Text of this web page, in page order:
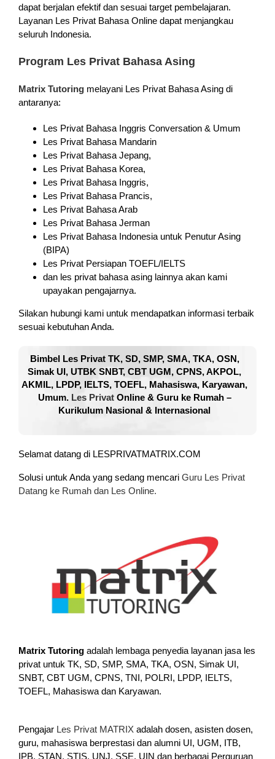
dapat berjalan efektif dan sesuai target pembelajaran.
Layanan Les Privat Bahasa Online dapat menjangkau
seluruh Indonesia.
Program Les Privat Bahasa Asing
Matrix Tutoring melayani Les Privat Bahasa Asing di
antaranya:
Les Privat Bahasa Inggris Conversation & Umum
Les Privat Bahasa Mandarin
Les Privat Bahasa Jepang,
Les Privat Bahasa Korea,
Les Privat Bahasa Inggris,
Les Privat Bahasa Prancis,
Les Privat Bahasa Arab
Les Privat Bahasa Jerman
Les Privat Bahasa Indonesia untuk Penutur Asing
(BIPA)
Les Privat Persiapan TOEFL/IELTS
dan les privat bahasa asing lainnya akan kami
upayakan pengajarnya.
Silakan hubungi kami untuk mendapatkan informasi terbaik
sesuai kebutuhan Anda.
Bimbel Les Privat TK, SD, SMP, SMA, TKA, OSN,
Simak UI, UTBK SNBT, CBT UGM, CPNS, AKPOL,
AKMIL, LPDP, IELTS, TOEFL, Mahasiswa, Karyawan,
Umum. Les PrivatOnline & Guru ke Rumah –
Kurikulum Nasional & Internasional
Selamat datang di LESPRIVATMATRIX.COM
Solusi untuk Anda yang sedang mencari Guru Les Privat
Datang ke Rumah dan Les Online.
Matrix Tutoring adalah lembaga penyedia layanan jasa les
privat untuk TK, SD, SMP, SMA, TKA, OSN, Simak UI,
SNBT, CBT UGM, CPNS, TNI, POLRI, LPDP, IELTS,
TOEFL, Mahasiswa dan Karyawan.
Pengajar Les Privat MATRIXadalah dosen, asisten dosen,
guru, mahasiswa berprestasi dan alumni UI, UGM, ITB,
IPB, STAN, STIS, UNJ, SSE, UIN dan berbagai Perguruan